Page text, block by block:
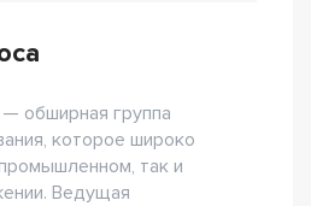
— обширная группа
которое широко
так и
Ведущая